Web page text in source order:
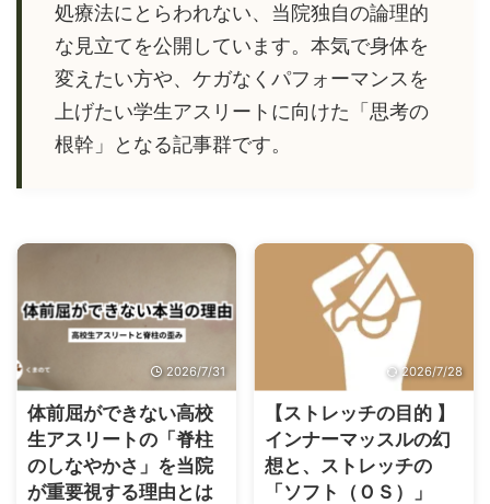
処療法にとらわれない、当院独自の論理的
な見立てを公開しています。本気で身体を
変えたい方や、ケガなくパフォーマンスを
上げたい学生アスリートに向けた「思考の
根幹」となる記事群です。
2026/7/31
体前屈ができない高校
生アスリートの「脊柱
のしなやかさ」を当院
が重要視する理由とは
2026/7/28
【ストレッチの目的 】
インナーマッスルの幻
想と、ストレッチの
「ソフト（ＯＳ）」